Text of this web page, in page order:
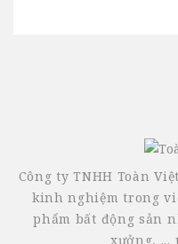
Công ty TNHH Toàn
kinh nghiệm trong
phẩm bất động sản
xưởng, ...